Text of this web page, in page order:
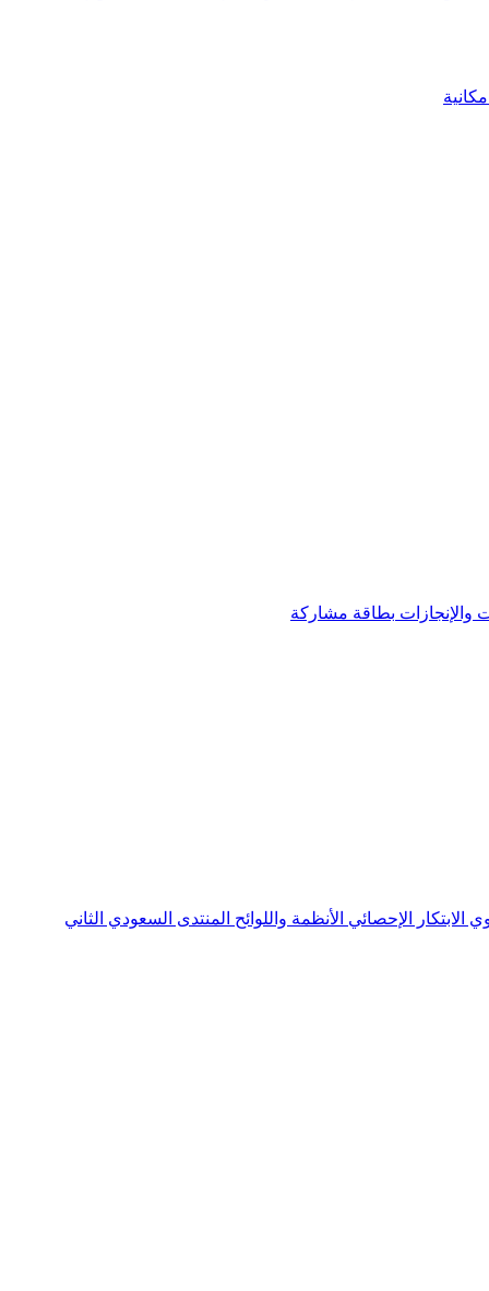
والإنجازات بطاقة مشاركة
الابتكار الإحصائي الأنظمة واللوائح المنتدى السعودي الثاني